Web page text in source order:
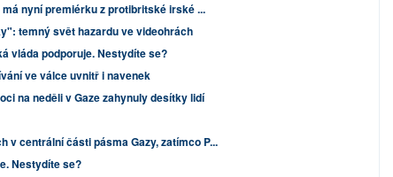
nyní premiérku z protibritské irské ...
temný svět hazardu ve videohrách
vláda podporuje. Nestydíte se?
ve válce uvnitř i navenek
na neděli v Gaze zahynuly desítky lidí
v centrální části pásma Gazy, zatímco P...
Nestydíte se?